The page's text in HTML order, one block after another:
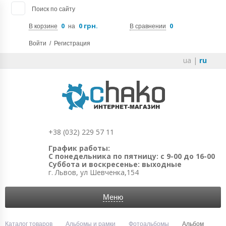
Поиск по сайту
В корзине 0 на 0 грн. В сравнении 0
Войти / Регистрация
ua | ru
+38 (032) 229 57 11
График работы:
С понедельника по пятницу: с 9-00 до 16-00
Суббота и воскресенье: выходные
г. Львов, ул Шевченка,154
Меню
Каталог товаров Альбомы и рамки Фотоальбомы Альбом